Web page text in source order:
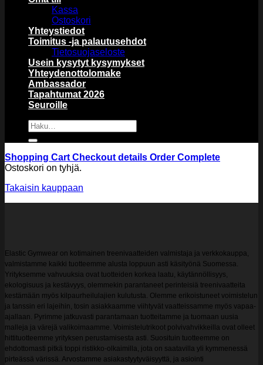
Kassa
Ostoskori
Yhteystiedot
Toimitus -ja palautusehdot
Tietosuojaseloste
Usein kysytyt kysymykset
Yhteydenottolomake
Ambassador
Tapahtumat 2026
Seuroille
Etsi:
Shopping Cart Checkout details Order Complete
Ostoskori on tyhjä.
Takaisin kauppaan
Elastic Gymwear on kotimainen treenivaatteiden valmistaja ja verkkokauppa,
valmistamme kaikki tuotteemme alusta loppuun asti käsityönä Suomessa.
Yrityksemme vahvuuksia ovat tuotteiden korkea laatu, käytännöllisyys,
ekologisuus ja kestävyys, olemmekin parantaneet perinteisiä treenivaatteita
kestämään myös kilpaurheilulajien kulutusta. Olemme erikoistuneet voimistelun
ja tanssin eri lajeihin, tosin asiakkaamme viihtyvät vaatteissamme myös vapaa-
ajallaan. Pyrimme jatkuvasti parantamaan tuotteitamme ja tuomaan uusia
malleja ja värejä valikoimaamme. Voimistelutrikoot polvivahvikkeilla ovat olleet
hittituotteemme yrityksen perustamisesta asti. Suosituin tuotteemme on
ehdottomasti pitkä toppi ristikko-olkaimilla, jota on saatavilla yli kymmenessä
pirteässä värissä. Arvostamme asiakastyytyväisyyttä, ja asiointi